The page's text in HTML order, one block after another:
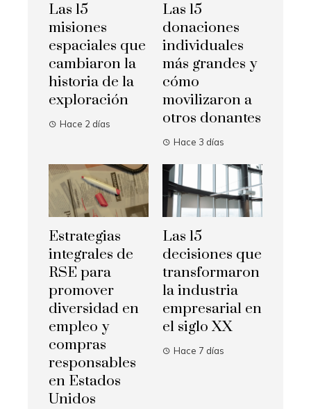
Las 15
misiones
espaciales que
cambiaron la
historia de la
exploración
Hace 2 días
Las 15
donaciones
individuales
más grandes y
cómo
movilizaron a
otros donantes
Hace 3 días
Estrategias
integrales de
RSE para
promover
diversidad en
empleo y
compras
responsables
en Estados
Unidos
Las 15
decisiones que
transformaron
la industria
empresarial en
el siglo XX
Hace 7 días